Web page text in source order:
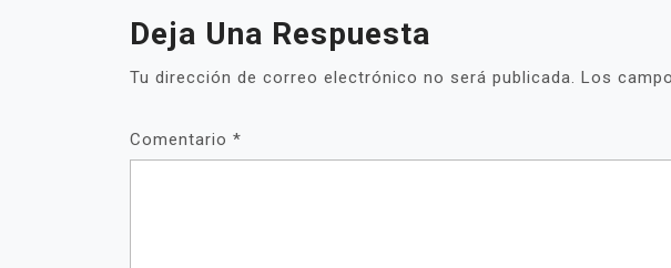
Deja Una Respuesta
Tu dirección de correo electrónico no será publicada. Los
Comentario *